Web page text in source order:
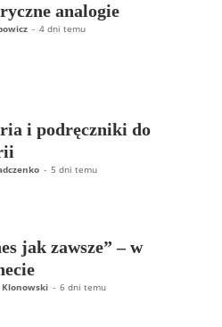
analogie
- 4 dni temu
i podręczniki do
- 5 dni temu
jak zawsze” – w
- 6 dni temu